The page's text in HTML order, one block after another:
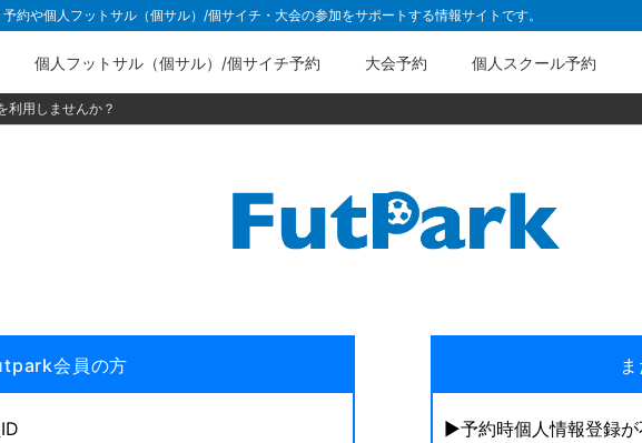
約や個人フットサル（個サル）/個サイチ・大会の参加をサポートする情報サイトです。
個人フットサル（個サル）/個サイチ予約 大会予約 個人スクール予約
利用しませんか？
会員の方
▶︎予約時個人情報登録